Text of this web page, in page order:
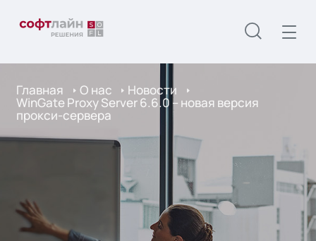
Главная О нас Новости
WinGate Proxy Server 6.6.0 – новая версия
прокси-сервера